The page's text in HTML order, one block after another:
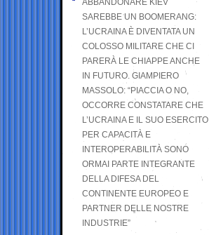
ABBANDONARE KIEV
SAREBBE UN BOOMERANG:
L’UCRAINA È DIVENTATA UN
COLOSSO MILITARE CHE CI
PARERÀ LE CHIAPPE ANCHE
IN FUTURO. GIAMPIERO
MASSOLO: “PIACCIA O NO,
OCCORRE CONSTATARE CHE
L’UCRAINA E IL SUO ESERCITO
PER CAPACITÀ E
INTEROPERABILITÀ SONO
ORMAI PARTE INTEGRANTE
DELLA DIFESA DEL
CONTINENTE EUROPEO E
PARTNER DELLE NOSTRE
INDUSTRIE”